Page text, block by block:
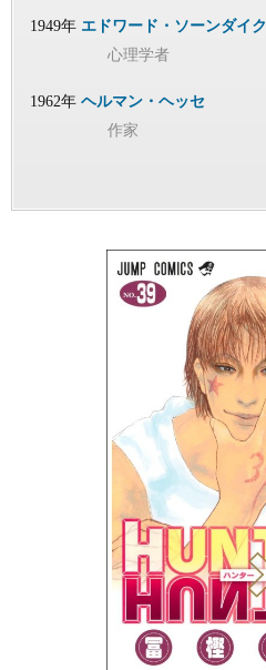
1949年 エドワード・ソーンダイク
心理学者
1962年 ヘルマン・ヘッセ
作家